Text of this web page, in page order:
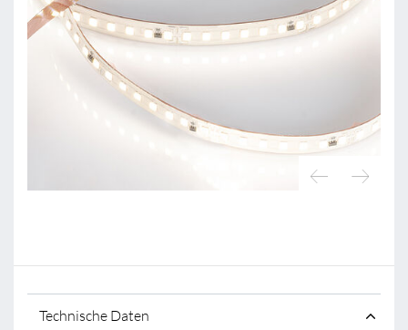
Technische Daten